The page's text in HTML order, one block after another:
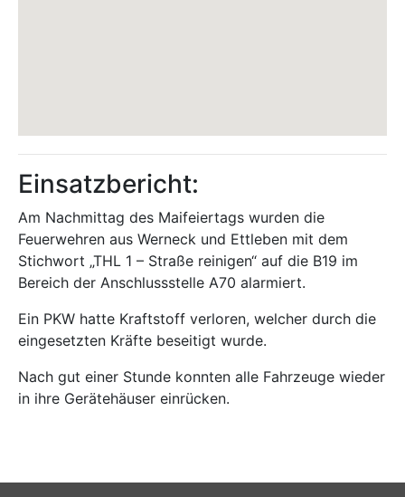
Einsatzbericht:
Am Nachmittag des Maifeiertags wurden die
Feuerwehren aus Werneck und Ettleben mit dem
Stichwort „THL 1 – Straße reinigen“ auf die B19 im
Bereich der Anschlussstelle A70 alarmiert.
Ein PKW hatte Kraftstoff verloren, welcher durch die
eingesetzten Kräfte beseitigt wurde.
Nach gut einer Stunde konnten alle Fahrzeuge wieder
in ihre Gerätehäuser einrücken.